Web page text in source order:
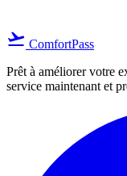
flight_takeoff ComfortPass
Prêt à améliorer votre
service maintenant et